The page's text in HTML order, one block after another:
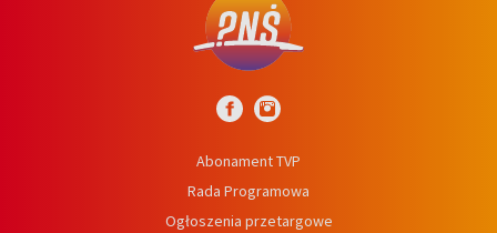
Abonament TVP
Rada Programowa
Ogłoszenia przetargowe